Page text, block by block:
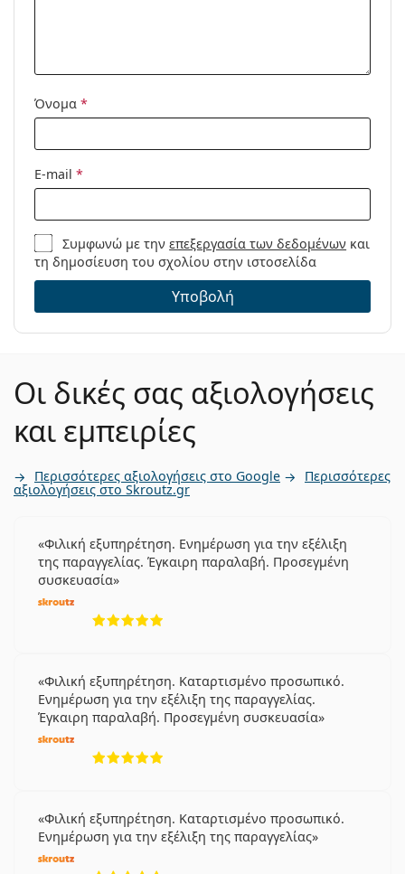
Όνομα *
E-mail *
Συμφωνώ με τηνεπεξεργασία των δεδομένων και
τη δημοσίευση του σχολίου στην ιστοσελίδα
Υποβολή
Οι δικές σας αξιολογήσεις
και εμπειρίες
Περισσότερες αξιολογήσεις στο Google Περισσότερες
αξιολογήσεις στο Skroutz.gr
Φιλική εξυπηρέτηση. Ενημέρωση για την εξέλιξη
της παραγγελίας. Έγκαιρη παραλαβή. Προσεγμένη
συσκευασία
Φιλική εξυπηρέτηση. Καταρτισμένο προσωπικό.
Ενημέρωση για την εξέλιξη της παραγγελίας.
Έγκαιρη παραλαβή. Προσεγμένη συσκευασία
Φιλική εξυπηρέτηση. Καταρτισμένο προσωπικό.
Ενημέρωση για την εξέλιξη της παραγγελίας